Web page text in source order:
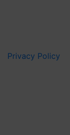
Privacy Policy